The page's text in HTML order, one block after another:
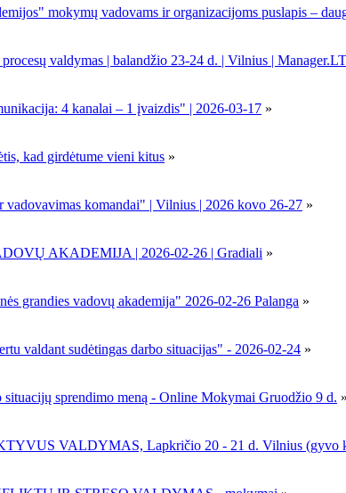
mokymų vadovams ir organizacijoms puslapis –
valdymas | balandžio 23-24 d. | Vilnius |
4 kanalai – 1 įvaizdis" | 2026-03-17 »
kad girdėtume vieni kitus »
komandai" | Vilnius | 2026 kovo 26-27 »
AKADEMIJA | 2026-02-26 | Gradiali »
grandies vadovų akademija" 2026-02-26 Palanga »
valdant sudėtingas darbo situacijas" - 2026-02-24 »
situacijų sprendimo meną - Online Mokymai Gruodžio 9 d. »
VALDYMAS, Lapkričio 20 - 21 d. Vilnius (gyvo